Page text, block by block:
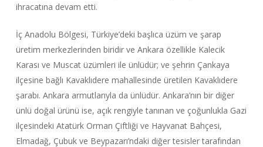
ihracatına devam etti.
İç Anadolu Bölgesi, Türkiye’deki başlıca üzüm ve şarap
üretim merkezlerinden biridir ve Ankara özellikle Kalecik
Karası ve Muscat üzümleri ile ünlüdür; ve şehrin Çankaya
ilçesine bağlı Kavaklıdere mahallesinde üretilen Kavaklıdere
şarabı. Ankara armutlarıyla da ünlüdür. Ankara’nın bir diğer
ünlü doğal ürünü ise, açık rengiyle tanınan ve çoğunlukla Gazi
ilçesindeki Atatürk Orman Çiftliği ve Hayvanat Bahçesi,
Elmadağ, Çubuk ve Beypazarı’ndaki diğer tesisler tarafından